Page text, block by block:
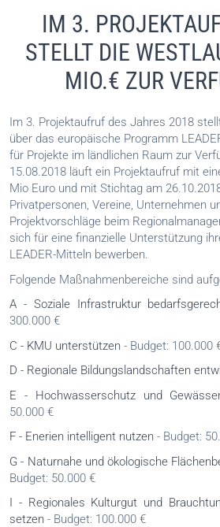
IM 3.
STELLT DIE
MIO.€ ZUR
Im 3. Projektaufruf des Jahres 2018
über das europäische Programm
für Projekte im ländlichen Raum zur
15.08.2018 läuft ein Projektaufruf mit
Mio Euro und mit Stichtag am
Privatpersonen, Vereine, Unternehmen
Projektvorschläge beim
sich für eine finanzielle Unterstützung
LEADER-Mitteln bewerben.
Folgende Maßnahmenbereiche sind
A - Soziale Infrastruktur
300.000 €
C - KMU unterstützen - Budget: 100.000
D - Regionale Bildungslandschaften
E - Hochwasserschutz und
50.000 €
F - Enerien intelligent nutzen - Budget:
G - Naturnahe und ökologische
Budget: 50.000 €
I - Regionales Kulturgut und
setzen - Budget: 100.000 €